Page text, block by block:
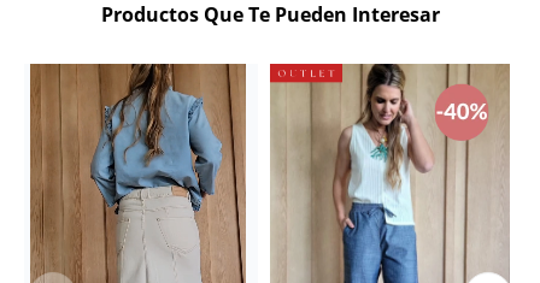
Productos Que Te Pueden Interesar